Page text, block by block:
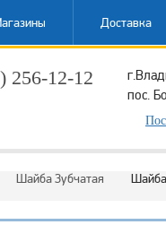
Доставка
256-12-12
пос.
Шайба Зубчатая Шайба